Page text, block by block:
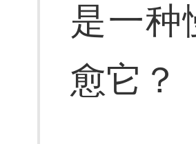
是一种
愈它？